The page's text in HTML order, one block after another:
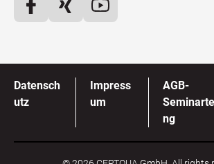
Datensch
utz
Impress
um
AGB-
ng